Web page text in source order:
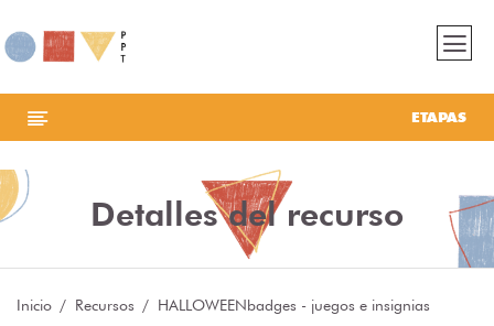
ETAPAS
Detalles del recurso
Inicio Recursos HALLOWEENbadges - juegos e insignias